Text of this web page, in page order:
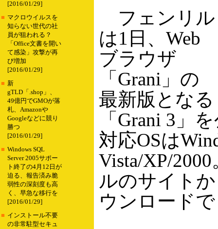
[2016/01/29]
■ マクロウイルスを
知らない世代の社
員が狙われる？
「Office文書を開い
て感染」攻撃が再
び増加
[2016/01/29]
■ 新
gTLD「.shop」、
49億円でGMOが落
札、Amazonや
Googleなどに競り
勝つ
[2016/01/29]
■ Windows SQL
Server 2005サポー
ト終了の4月12日が
迫る、報告済み脆
弱性の深刻度も高
く、早急な移行を
[2016/01/29]
■ インストール不要
の非常駐型セキュ
フェンリル
は1日、Web
ブラウザ
「Grani」の
最新版となる
「Grani 3」
対応OSは
Vista/XP/
ルのサイト
ウンロード